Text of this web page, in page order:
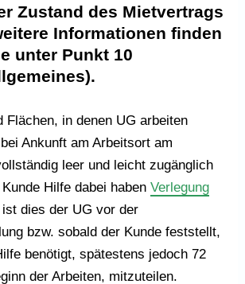
Zustand des Mietvertrags
Informationen finden
unter Punkt 10
Flächen, in denen UG arbeiten
Ankunft am Arbeitsort am
leer und leicht zugänglich
Hilfe dabei habenVerlegung
dies der UG vor der
bzw. sobald der Kunde feststellt,
benötigt, spätestens jedoch 72
der Arbeiten, mitzuteilen.